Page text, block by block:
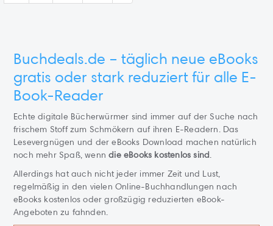
Buchdeals.de – täglich neue eBooks
gratis oder stark reduziert für alle E-
Book-Reader
Echte digitale Bücherwürmer sind immer auf der Suche nach
frischem Stoff zum Schmökern auf ihren E-Readern. Das
Lesevergnügen und der eBooks Download machen natürlich
noch mehr Spaß, wenndie eBooks kostenlos sind
Allerdings hat auch nicht jeder immer Zeit und Lust,
regelmäßig in den vielen Online-Buchhandlungen nach
eBooks kostenlos oder großzügig reduzierten eBook-
Angeboten zu fahnden.